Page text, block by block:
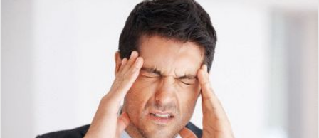
إلكترونيا